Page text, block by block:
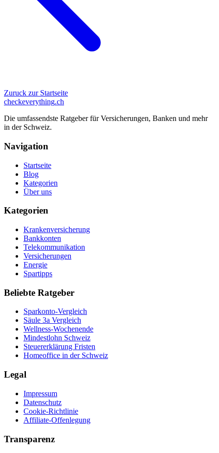
Zuruck zur Startseite
checkeverything.ch
Die umfassendste Ratgeber für Versicherungen, Banken und mehr
in der Schweiz.
Navigation
Startseite
Blog
Kategorien
Über uns
Kategorien
Krankenversicherung
Bankkonten
Telekommunikation
Versicherungen
Energie
Spartipps
Beliebte Ratgeber
Sparkonto-Vergleich
Säule 3a Vergleich
Wellness-Wochenende
Mindestlohn Schweiz
Steuererklärung Fristen
Homeoffice in der Schweiz
Legal
Impressum
Datenschutz
Cookie-Richtlinie
Affiliate-Offenlegung
Transparenz